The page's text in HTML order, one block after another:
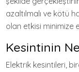
azaltılmalı ve kötü
olan etkisi minimize
Kesintinin
Elektrik kesintileri,